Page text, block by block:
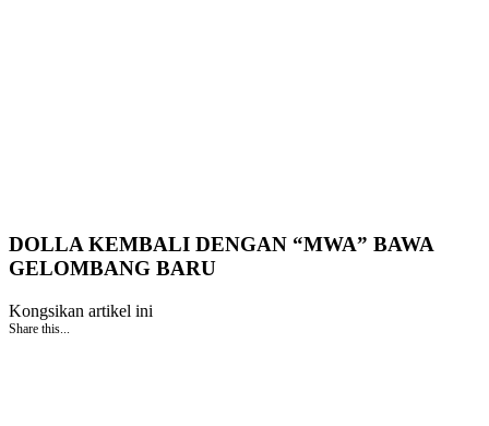
DOLLA KEMBALI DENGAN “MWA” BAWA
GELOMBANG BARU
Kongsikan artikel ini
Share this...